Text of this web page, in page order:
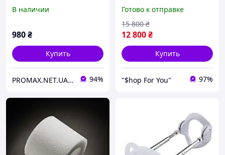
мужские секс-товары
В наличии
980₴
Купить
PROMAX.NET.UA - Интернет-магазин г.Днепр 94%
ремешковый
механический прибор
для увеличения члена
Готово к отправке
12 800₴
15 800 ₴
Купить
"$hop For You" 97%